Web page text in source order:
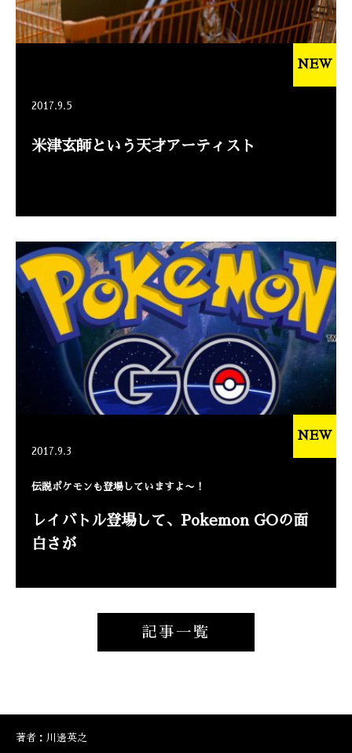
2017.9.5
米津玄師という天才アーティスト
NEW
2017.9.3
伝説ポケモンも登場していますよ〜！
レイバトル登場して、Pokemon GOの面
白さが
NEW
記事一覧
著者：川邊英之